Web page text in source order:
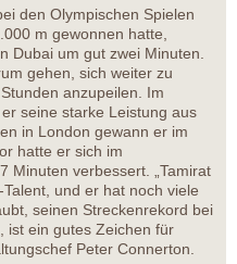
den Olympischen Spielen
m gewonnen hatte,
Dubai um gut zwei Minuten.
gehen, sich weiter zu
anzupeilen. Im
seine starke Leistung aus
in London gewann er im
hatte er sich im
Minuten verbessert. „Tamirat
und er hat noch viele
seinen Streckenrekord bei
ist ein gutes Zeichen für
Peter Connerton.